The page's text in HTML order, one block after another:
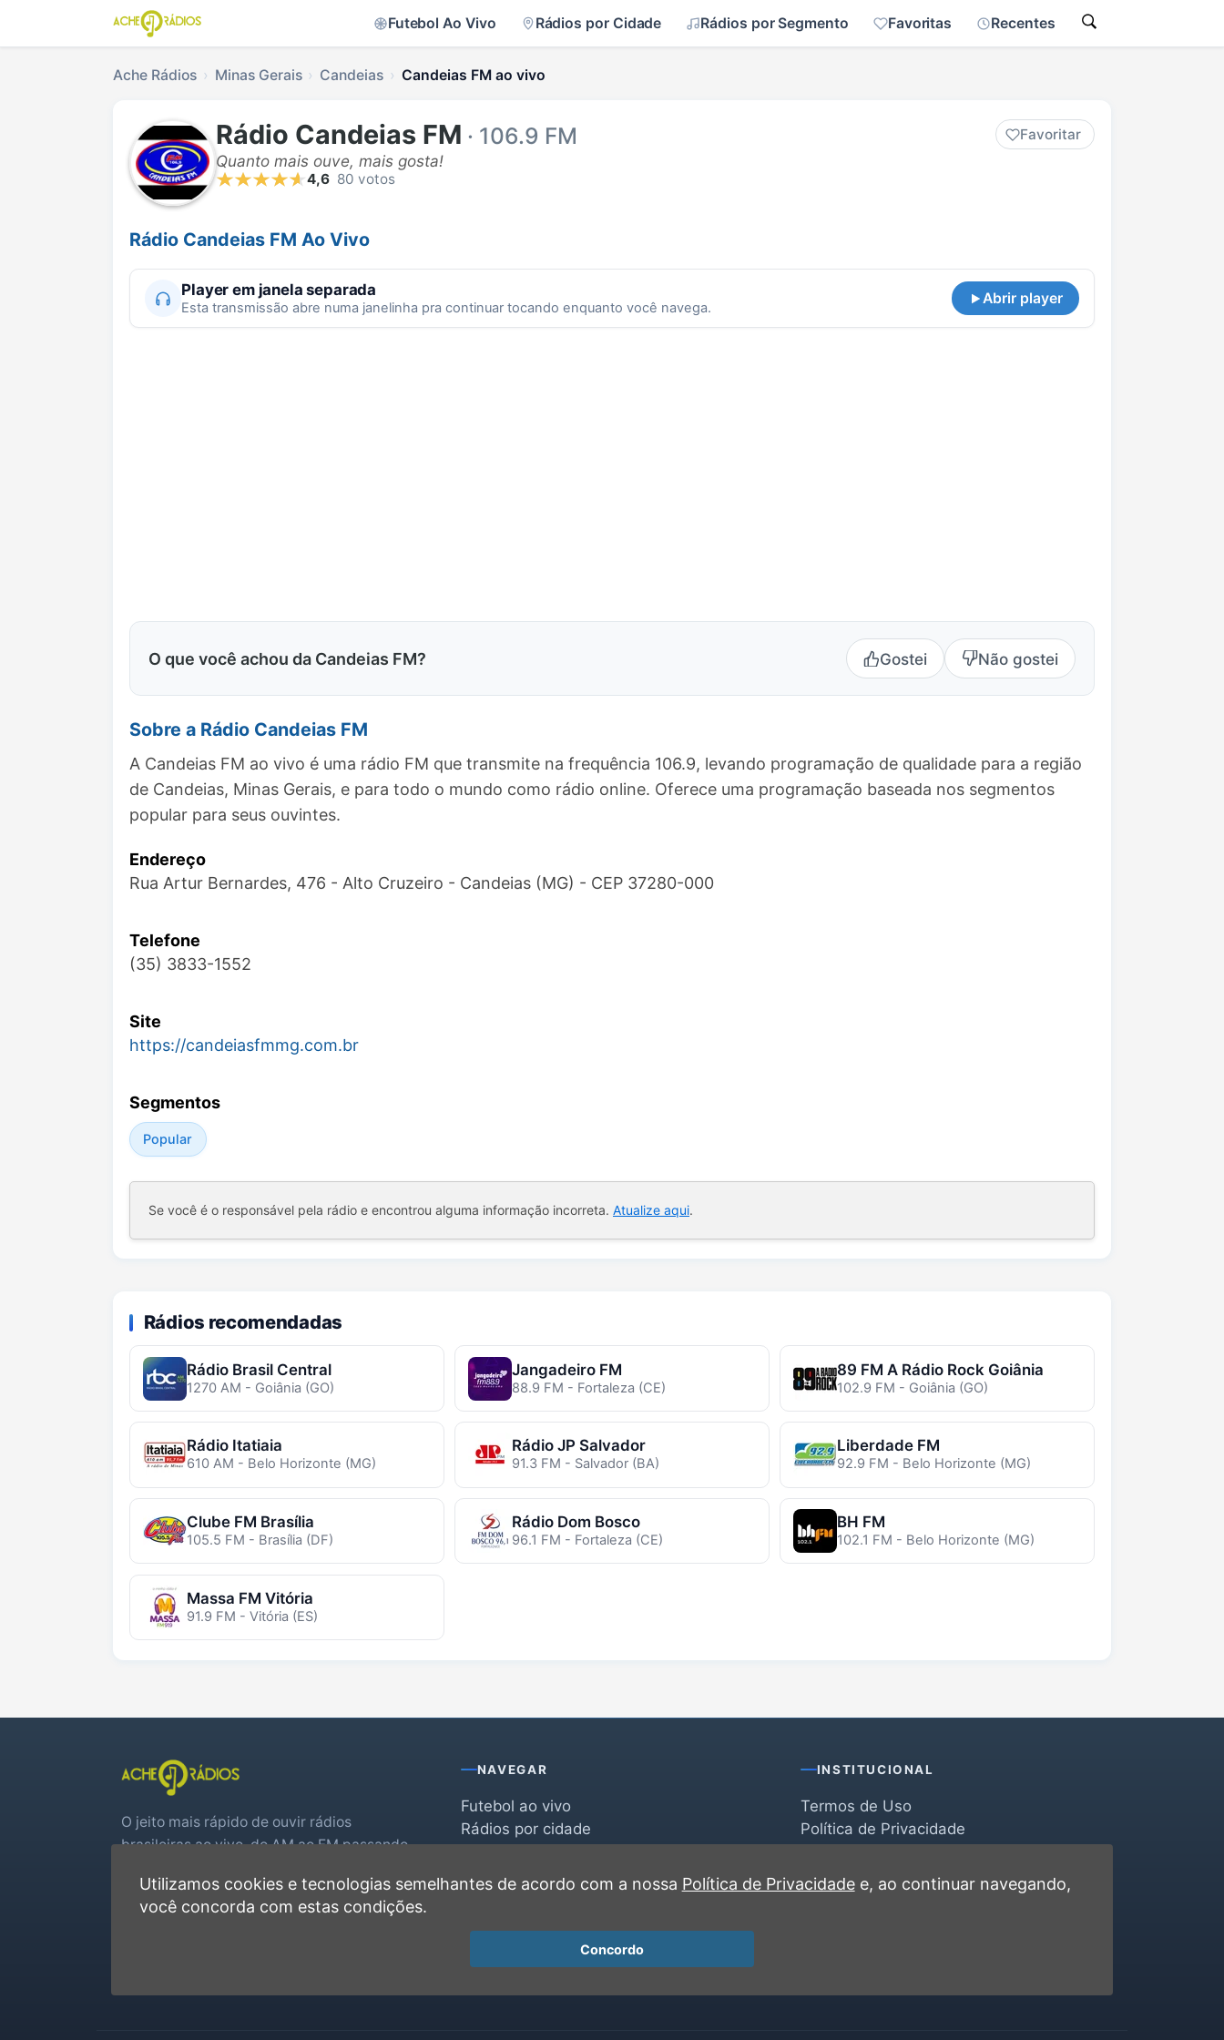
Futebol Ao Vivo Rádios por Cidade Rádios por Segmento Favoritas Recentes
Ache Rádios Minas Gerais Candeias Candeias FM ao vivo
Rádio Candeias FM · 106.9 FM
Quanto mais ouve, mais gosta!
Favoritar
4,6 80 votos
Rádio Candeias FM Ao Vivo
Player em janela separada
Esta transmissão abre numa janelinha pra continuar tocando enquanto você navega.
Abrir player
O que você achou da Candeias FM? Gostei Não gostei
Sobre a Rádio Candeias FM
A Candeias FM ao vivo é uma rádio FM que transmite na frequência 106.9, levando programação de qualidade para a região
de Candeias, Minas Gerais, e para todo o mundo como rádio online. Oferece uma programação baseada nos segmentos
popular para seus ouvintes.
Endereço
Rua Artur Bernardes, 476 - Alto Cruzeiro - Candeias (MG) - CEP 37280-000
Telefone
(35) 3833-1552
Site
https://candeiasfmmg.com.br
Segmentos
Popular
Se você é o responsável pela rádio e encontrou alguma informação incorreta. Atualize aqui.
Rádios recomendadas
Rádio Brasil Central
1270 AM - Goiânia (GO)
Jangadeiro FM
88.9 FM - Fortaleza (CE)
89 FM A Rádio Rock Goiânia
102.9 FM - Goiânia (GO)
Rádio Itatiaia
610 AM - Belo Horizonte (MG)
Rádio JP Salvador
91.3 FM - Salvador (BA)
Liberdade FM
92.9 FM - Belo Horizonte (MG)
Clube FM Brasília
105.5 FM - Brasília (DF)
Rádio Dom Bosco
96.1 FM - Fortaleza (CE)
BH FM
102.1 FM - Belo Horizonte (MG)
Massa FM Vitória
91.9 FM - Vitória (ES)
O jeito mais rápido de ouvir rádios
brasileiras ao vivo, do AM ao FM passando
real.
NAVEGAR
Futebol ao vivo
Rádios por cidade
Favoritas
INSTITUCIONAL
Termos de Uso
Política de Privacidade
Contato
Utilizamos cookies e tecnologias semelhantes de acordo com a nossa Política de Privacidadee, ao continuar navegando,
você concorda com estas condições.
Concordo